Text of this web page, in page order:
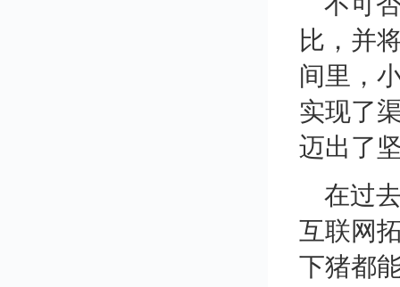
比，并
间里，
实现了
迈出了
在过
互联网
下猪都